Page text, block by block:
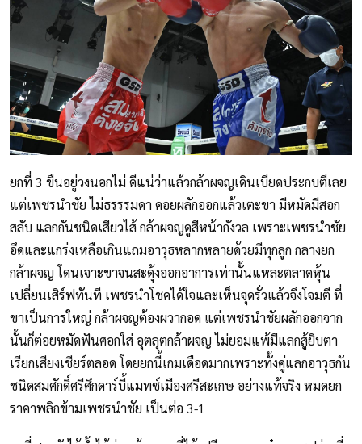
ยกที่ 3 ขืนอยู่วงนอกไม่ ดีแน่ว่าแล้วกล้าผจญเดินเบียดประกบตีเลย
แต่เพชรนำชัย ไม่ธรรรมดา คอยผลักออกแล้วเตะขา มีหมัดมีสอก
สลับ แลกกันชนิดเสียวไส้ กล้าผจญดูสีหน้ากังวล เพราะเพชรนำชัย
อึดและแกร่งเหลือเกินแถมอาวุธหลากหลายด้วยมีทุกลูก กลางยก
กล้าผจญ โดนเจาะขาจนสะดุ้งออกอาการเท่านั้นแหละตลาดหุ้น
เปลี่ยนเสิร์ฟทันที เพชรนำโชคได้ใจและเห็นจุดรั่วแล้วจึงโจมตี ที่
ขาเป็นการใหญ่ กล้าผจญต้องผวากอด แต่เพชรนำชัยผลักออกจาก
นั้นก็ต่อยหมัดฟันศอกใส่ อุตลุตกล้าผจญ ไม่ยอมแพ้มีแลกสู้ยิบตา
เรียกเสียงเชียร์ตลอด โดยยกนี้เกมเดือดมากเพราะทั้งคู่แลกอาวุธกัน
ชนิดสมศักดิ์ศรีศึกดาร์บี้แมทซ์เมืองศรีสะเกษ อย่างแท้จริง หมดยก
ราคาพลิกข้ามเพชรนำชัย เป็นต่อ 3-1